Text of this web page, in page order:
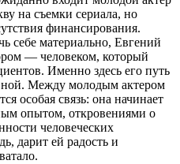
на съемки сериала, но
финансирования.
себе материально, Евгений
— человеком, который
Именно здесь его путь
Между молодым актером
особая связь: она начинает
опытом, откровениями о
человеческих
дарит ей радость и